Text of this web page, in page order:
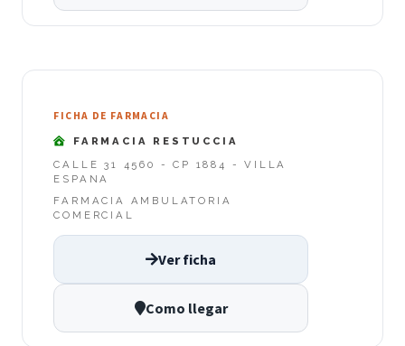
FICHA DE FARMACIA
FARMACIA RESTUCCIA
CALLE 31 4560 - CP 1884 - VILLA
ESPANA
FARMACIA AMBULATORIA
COMERCIAL
Ver ficha
Como llegar